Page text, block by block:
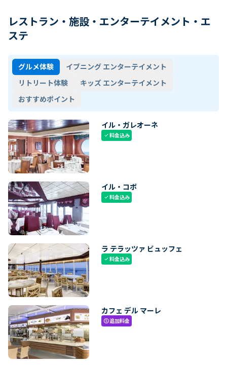
レストラン・施設・エンターテイメント・エ
ステ
グルメ体験
イブニング エンターテイメント
リトリート体験
キッズ エンターテイメント
おすすめポイント
イル・ガレオーネ
check料金込み
イル・コボ
check料金込み
ラ テラッツァ ビュッフェ
check料金込み
カフェ デル マーレ
paid追加料金